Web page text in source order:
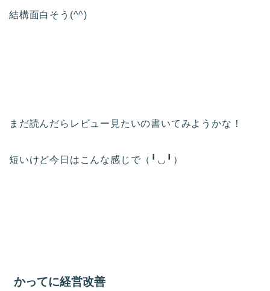
結構面白そう(^^)
まだ読んだらレビュー見たいの書いてみようかな！
短いけど今日はこんな感じで（╹◡╹）
かってに経営改善